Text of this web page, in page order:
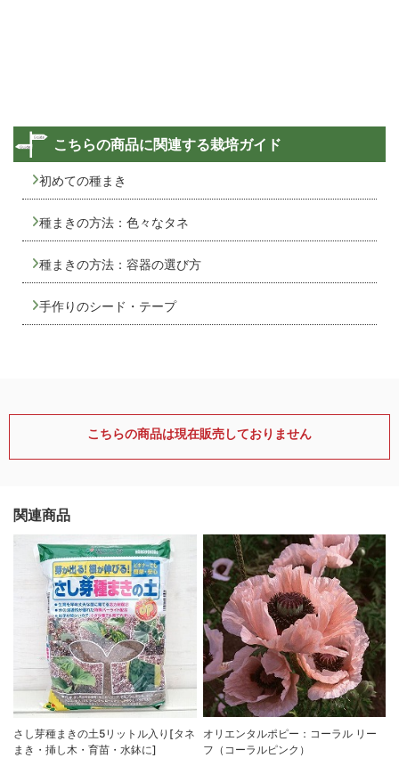
こちらの商品に関連する栽培ガイド
初めての種まき
種まきの方法：色々なタネ
種まきの方法：容器の選び方
手作りのシード・テープ
こちらの商品は現在販売しておりません
関連商品
さし芽種まきの土5リットル入り[タネ
まき・挿し木・育苗・水鉢に]
オリエンタルポピー：コーラル リー
フ（コーラルピンク）